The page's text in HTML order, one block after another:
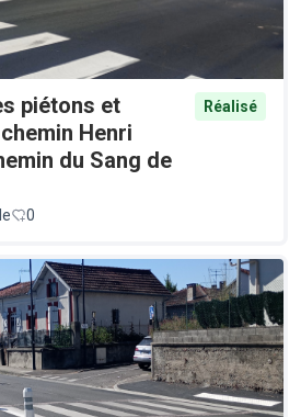
piétons et
Henri
du Sang de
Réalisé
0